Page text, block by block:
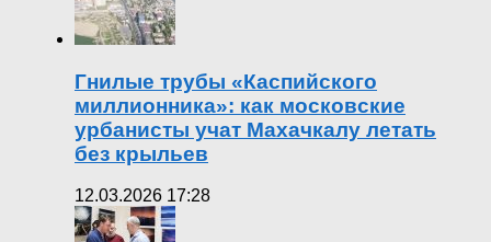
Гнилые трубы «Каспийского
миллионника»: как московские
урбанисты учат Махачкалу летать
без крыльев
12.03.2026 17:28